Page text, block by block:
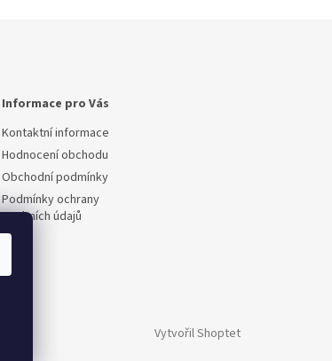
Informace pro Vás
Kontaktní informace
Hodnocení obchodu
Obchodní podmínky
Podmínky ochrany
osobních údajů
Vytvořil Shoptet